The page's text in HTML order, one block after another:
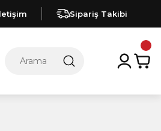
Sipariş Takibi